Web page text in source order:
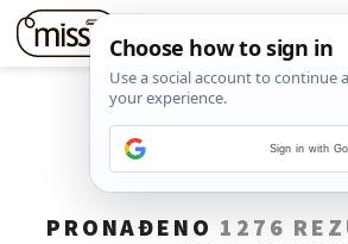
PRONAĐENO 1276
Sign in with